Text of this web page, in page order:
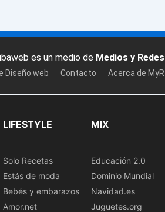
es un medio de Medios y Redes
Diseño web Contacto Acerca de MyR
LIFESTYLE
Solo Recetas
Estás de moda
Bebés y embarazos
Amor.net
MIX
Educación 2.0
Dominio Mundial
Navidad.es
Juguetes.org